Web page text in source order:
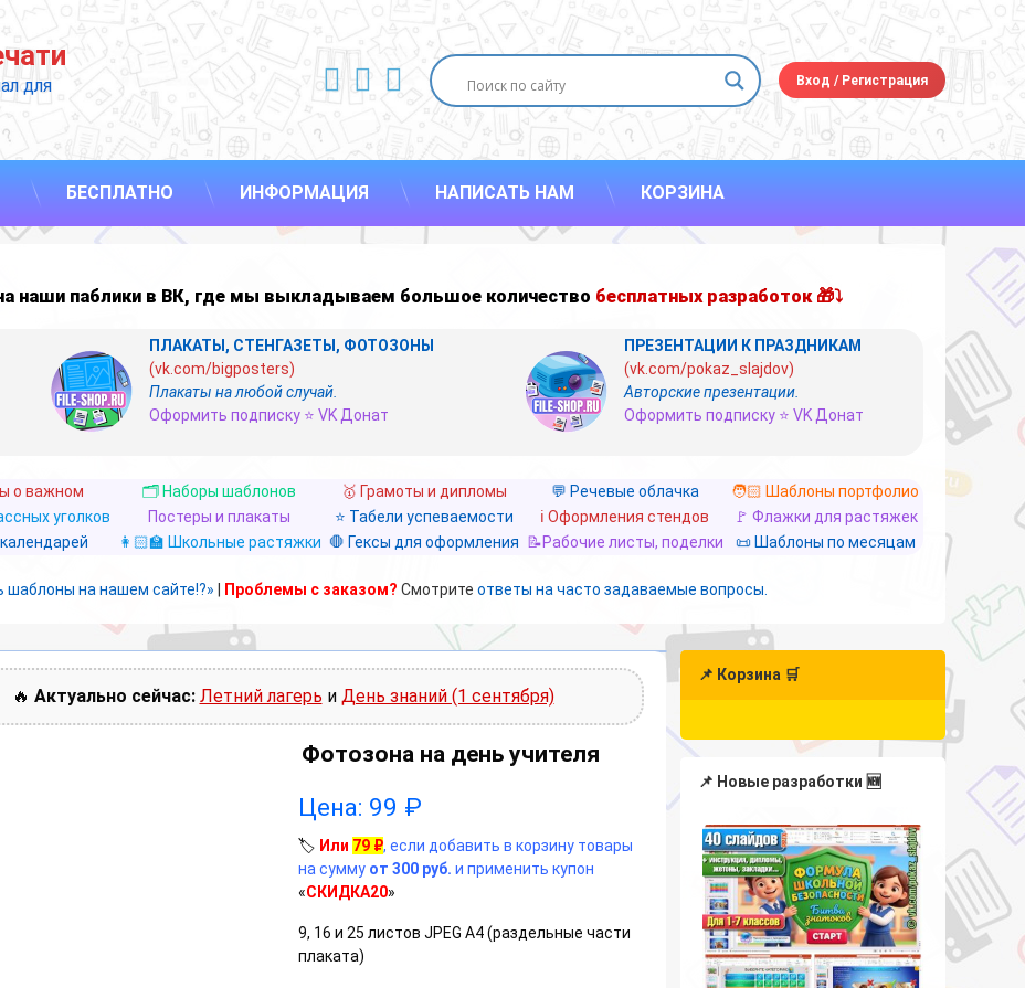
для
ВКонтакте
YouTube
E-mail Вход /Регистрация
БЕСПЛАТНО ИНФОРМАЦИЯ НАПИСАТЬ НАМ КОРЗИНА
наши паблики в ВК, где мы выкладываем большое количество бесплатных разработок 🎁⤵
ПЛАКАТЫ, СТЕНГАЗЕТЫ, ФОТОЗОНЫ
(vk.com/bigposters)
Плакаты на любой случай.
Оформить подписку ⭐ VK Донат
ПРЕЗЕНТАЦИИ К ПРАЗДНИКАМ
(vk.com/pokaz_slajdov)
Авторские презентации.
Оформить подписку ⭐ VK Донат
о важном 🗂️ Наборы шаблонов 🥇 Грамоты и дипломы 💬 Речевые облачка
🧑🏻 Шаблоны портфолио
уголков Постеры и плакаты ⭐ Табели успеваемости ℹ️ Оформления стендов
🚩 Флажки для растяжек
👩🏻‍🏫 Школьные растяжки 🛑 Гексы для оформления 📝Рабочие листы, поделки 📜 Шаблоны по месяцам
шаблоны на нашем сайте!?» Проблемы с заказом? Смотрите ответы на часто задаваемые вопросы.
🔥 Актуально сейчас: Летний лагерь и День знаний (1 сентября)
Фотозона на день учителя
Цена: 99 ₽
🏷️ Или 79 ₽, если добавить в корзину товары
на сумму от 300 руб. и применить купон
«СКИДКА20»
9, 16 и 25 листов JPEG А4 (раздельные части
плаката)
📌 Корзина 🛒
📌 Новые разработки 🆕